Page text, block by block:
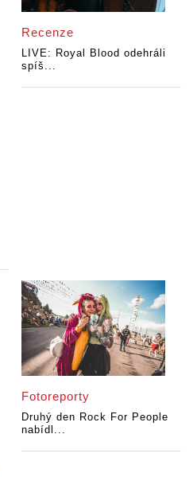
Recenze
LIVE: Royal Blood odehráli
spíš...
Fotoreporty
Druhý den Rock For People
nabídl...